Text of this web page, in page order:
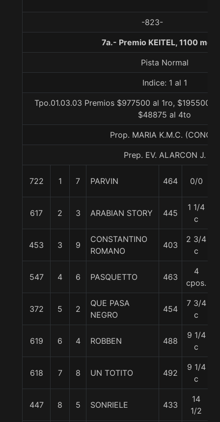
-823-
7a.- Premio KEITEL, 1100
Pista Normal
Indice: 1 al 1
Tpo.01.03.03 Premios $977500 al 1ro, $195500
$48875 al 4to
Prop. MARIA K.M.C. (CONCE)
Prep. EV. ALARCON J.
722 1 7 PARVIN 464 0/0
617 2 3 ARABIAN STORY 445
1 1/4
c
453 3 9
CONSTANTINO
ROMANO
403
2 3/4
c
547 4 6 PASQUETTO 463
4
cpos.
372 5 2
QUE PASA
NEGRO
454
7 3/4
c
619 6 4 ROBBEN 488
9 1/4
c
618 7 8 UN TOTITO 492
9 1/4
c
447 8 5 SONRIELE 433
14
1/2